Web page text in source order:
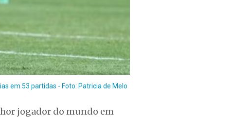
em 53 partidas - Foto: Patricia de Melo
jogador do mundo em